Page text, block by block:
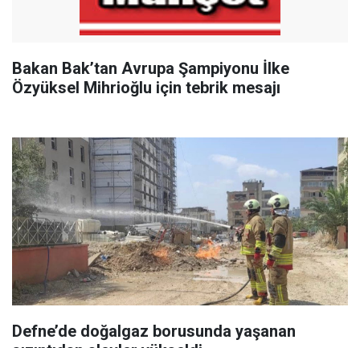
Bakan Bak’tan Avrupa Şampiyonu İlke
Özyüksel Mihrioğlu için tebrik mesajı
Defne’de doğalgaz borusunda yaşanan